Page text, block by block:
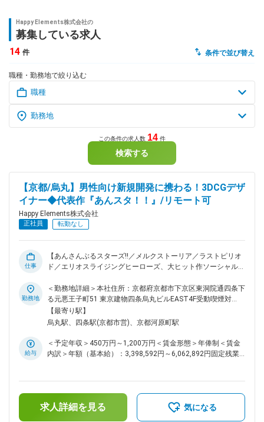
専門サイト
dodaチャットサポート
自動案内は24時間365日対応
転職の「モヤモヤ」、一人で悩まず
気軽に相談してみませんか？
dodaの使い方は？
ヘルプ サイトマップ
Happy Elements株式会社の
募集している求人
14 件 条件で並び替え
職種・勤務地で絞り込む
この条件の求人数 14 件
検索する
【京都/烏丸】男性向け新規開発に携わる！3DCGデザ
イナー◆代表作『あんスタ！！』/リモート可
Happy Elements株式会社
正社員 転勤なし
仕事
【あんさんぶるスターズ!!／メルクストーリア／ラストピリオ
ド／エリオスライジングヒーローズ、大ヒット作ソーシャルゲ
トで活躍いただける3DCGデザイナーを求めています。男性向
け新規開発プロジェクトにおいて、実際にキャラクターモデル
制作を行っていただきます。 他のゲームにはない新しい体験
を私たちと一緒に作りませんか。「面白いゲームを作りたい」
る方からのご応募をお待ちしています。 ■主な業務： ・新規
開発プロジェクトでの3Dモデリング業務 ・新規開発プロジェ
12ヶ月） ・正社員登用制度有 ・契約の更新：有（業務習熟度
等により） ・更新上限：有 ・通算契約期間上限4年 ■組織風
土： 在籍社員は男性が4割・女性が6割を占め、職種構成で
は、エンジニアが15.7%・デザイナーが43.7%・プランナーが
勤務地
＜勤務地詳細＞本社住所：京都府京都市下京区東洞院通四条下
る元悪王子町51 東京建物四条烏丸ビルEAST4F受動喫煙対
策：屋内喫煙可能場所あり変更の範囲：会社の定める事業所
（リモートワーク含む）
【最寄り駅】
烏丸駅、四条駅(京都市営)、京都河原町駅
給与
＜予定年収＞450万円～1,200万円＜賃金形態＞年俸制＜賃金
内訳＞年額（基本給）：3,398,592円～6,062,892円固定残業
有無＞有＜残業手当＞有＜給与補足＞※経験・能力等を考慮の
上、当社規定により決定します。■昇級：あり■インセンティ
ブ：会社業績に応じて年1回支給します。賃金はあくまでも目
求人詳細を見る 気になる